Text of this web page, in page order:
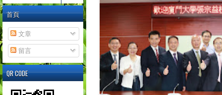
首頁
文章
留言
QR CODE